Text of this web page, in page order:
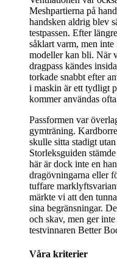
Meshpartierna på
handsken aldrig blev
testpassen. Efter
såklart varm, men inte
modeller kan bli. När
dragpass kändes
torkade snabbt efter
i maskin är ett tydligt
kommer användas
Passformen var
gymträning.
skulle sitta stadigt
Storleksguiden
här är dock inte en
dragövningarna eller
tuffare
märkte vi att den
sina begränsningar.
och skav, men ger
testvinnaren Better
Våra kriterier